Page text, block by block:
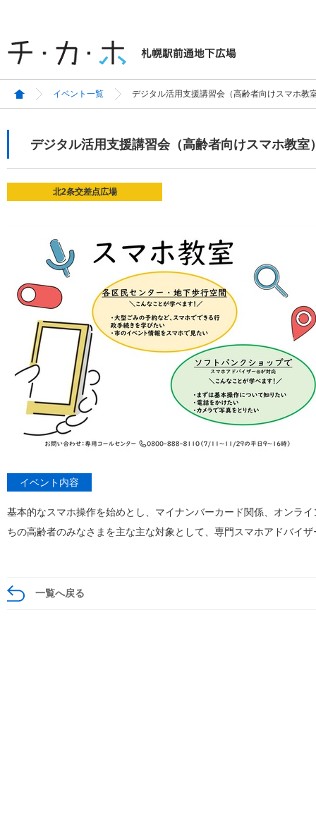
イベント一覧 デジタル活用支援講習会（高齢者向けスマホ教
デジタル活用支援講習会（高齢者向けスマホ教室
北2条交差点広場
イベント内容
基本的なスマホ操作を始めとし、マイナンバーカード関係、オンラ
ちの高齢者のみなさまを主な主な対象として、専門スマホアドバイ
一覧へ戻る